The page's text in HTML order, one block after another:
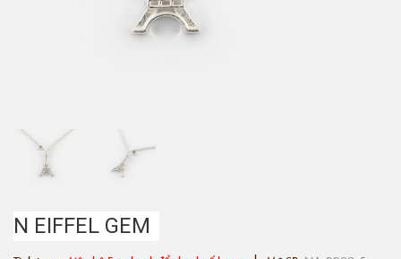
N EIFFEL GEM